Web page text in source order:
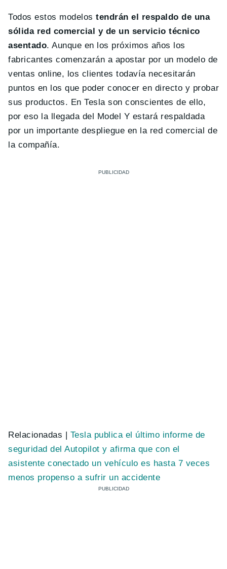
Todos estos modelos tendrán el respaldo de una
sólida red comercial y de un servicio técnico
asentado. Aunque en los próximos años los
fabricantes comenzarán a apostar por un modelo de
ventas online, los clientes todavía necesitarán
puntos en los que poder conocer en directo y probar
sus productos. En Tesla son conscientes de ello,
por eso la llegada del Model Y estará respaldada
por un importante despliegue en la red comercial de
la compañía.
Relacionadas | Tesla publica el último informe de
seguridad del Autopilot y afirma que con el
asistente conectado un vehículo es hasta 7 veces
menos propenso a sufrir un accidente